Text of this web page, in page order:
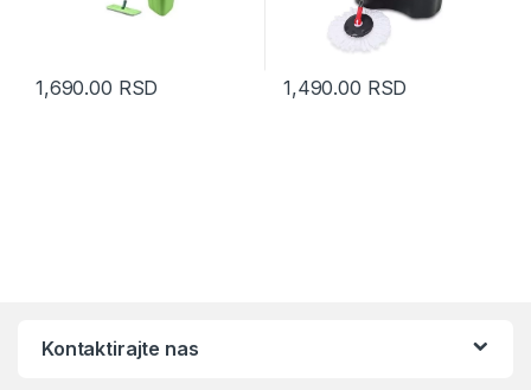
1,690.00 RSD 1,490.00 RSD
Kontaktirajte nas